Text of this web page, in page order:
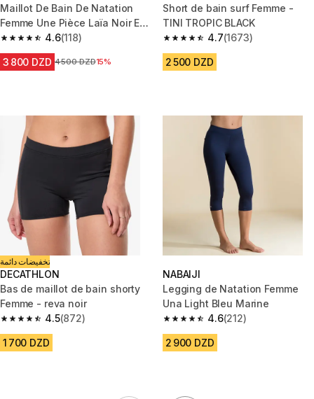
Maillot De Bain De Natation
Femme Une Pièce Laïa Noir Et
Rouge
4.6
4.6 out of 5 stars from 118 reviews
(118)
3 800 DZD Prix avant la réduction
4 500 DZD15%
Short de bain surf Femme -
TINI TROPIC BLACK
4.7
4.7 out of 5 stars from 1673
(1673)
2 500 DZD
تخفيضات دائمة
DECATHLON
Bas de maillot de bain shorty
Femme - reva noir
4.5
4.5 out of 5 stars from 872 reviews
(872)
1 700 DZD
NABAIJI
Legging de Natation Femme
Una Light Bleu Marine
4.6
4.6 out of 5 stars from 212
(212)
2 900 DZD